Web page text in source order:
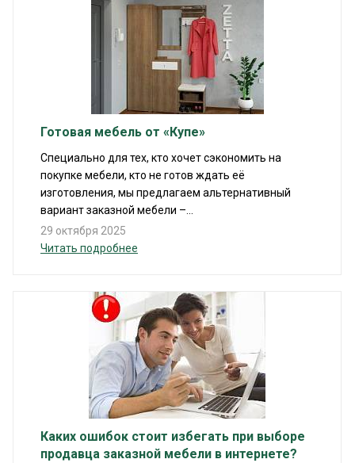
Готовая мебель от «Купе»
Специально для тех, кто хочет сэкономить на
покупке мебели, кто не готов ждать её
изготовления, мы предлагаем альтернативный
вариант заказной мебели –...
29 октября 2025
Читать подробнее
Каких ошибок стоит избегать при выборе
продавца заказной мебели в интернете?